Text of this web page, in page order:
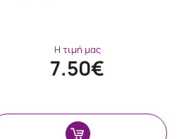
Η τιμή μας
7.50€